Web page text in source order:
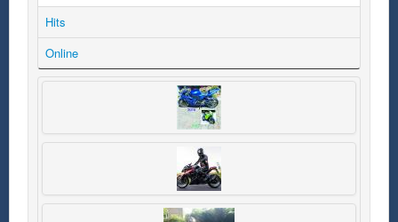
Hits
Online